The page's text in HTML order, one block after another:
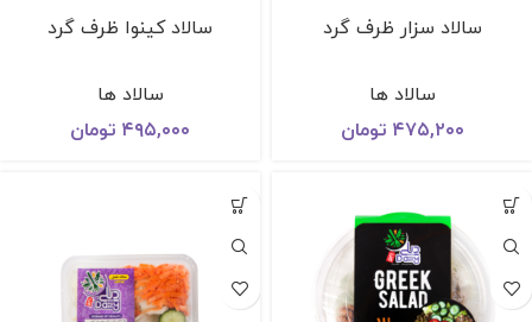
سالاد سزار ظرف گرد
سالاد ها
۴۷۵,۲۰۰ تومان
سالاد كينوا ظرف گرد
سالاد ها
۴۹۵,۰۰۰ تومان